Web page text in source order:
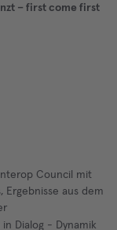
– first come first
Council mit
Ergebnisse aus dem
Dialog - Dynamik